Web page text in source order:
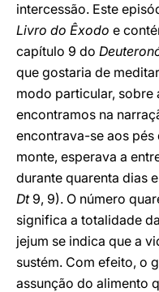
intercessão. Este
Livro do Êxodo e
capítulo 9 do
que gostaria de
modo particular, sobre
encontramos na
encontrava-se aos pés
monte, esperava a
durante quarenta dias
Dt9, 9). O número
significa a totalidade
jejum se indica que a
sustém. Com efeito, o
assunção do alimento